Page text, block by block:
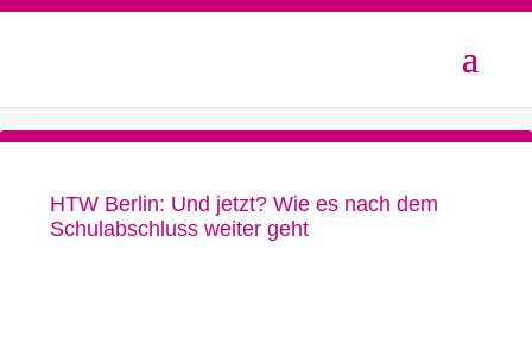
HTW Berlin: Und jetzt? Wie es nach dem
Schulabschluss weiter geht